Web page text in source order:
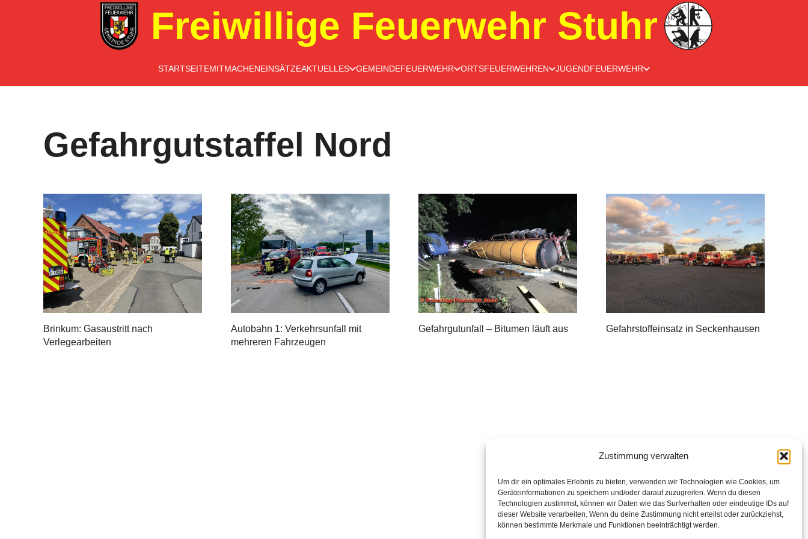
Zustimmung verwalten
Um dir ein optimales Erlebnis zu bieten, verwenden wir Technologien wie Cookies, um
Geräteinformationen zu speichern und/oder darauf zuzugreifen. Wenn du diesen
Technologien zustimmst, können wir Daten wie das Surfverhalten oder eindeutige IDs auf
dieser Website verarbeiten. Wenn du deine Zustimmung nicht erteilst oder zurückziehst,
können bestimmte Merkmale und Funktionen beeinträchtigt werden.
Freiwillige Feuerwehr Stuhr
STARTSEITEMITMACHENEINSÄTZEAKTUELLES GEMEINDEFEUERWEHR ORTSFEUERWEHREN JUGENDFEUERWEHR
Gefahrgutstaffel Nord
Brinkum: Gasaustritt nach
Verlegearbeiten
Autobahn 1: Verkehrsunfall mit
mehreren Fahrzeugen
Gefahrgutunfall – Bitumen läuft aus Gefahrstoffeinsatz in Seckenhausen